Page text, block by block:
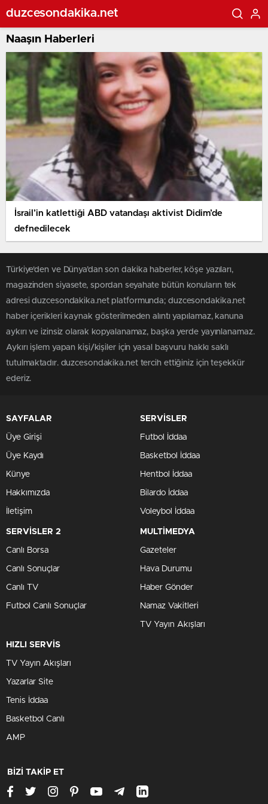
duzcesondakika.net
Naaşın Haberleri
İsrail’in katlettiği ABD vatandaşı aktivist Didim’de
defnedilecek
Türkiye'den ve Dünya’dan son dakika haberler, köşe yazıları,
magazinden siyasete, spordan seyahate bütün konuların tek
adresi duzcesondakika.net platformunda; duzcesondakika.net
haber içerikleri kaynak gösterilmeden alıntı yapılamaz, kanuna
aykırı ve izinsiz olarak kopyalanamaz, başka yerde yayınlanamaz.
Aykırı işlem yapan kişi/kişiler için yasal başvuru hakkı saklı
tutulmaktadır. duzcesondakika.net tercih ettiğiniz için teşekkür
ederiz.
SAYFALAR
Üye Girişi
Üye Kaydı
Künye
Hakkımızda
İletişim
SERVİSLER
Futbol İddaa
Basketbol İddaa
Hentbol İddaa
Bilardo İddaa
Voleybol İddaa
SERVİSLER 2
Canlı Borsa
Canlı Sonuçlar
Canlı TV
Futbol Canlı Sonuçlar
MULTİMEDYA
Gazeteler
Hava Durumu
Haber Gönder
Namaz Vakitleri
TV Yayın Akışları
HIZLI SERVİS
TV Yayın Akışları
Yazarlar Site
Tenis İddaa
Basketbol Canlı
AMP
BİZİ TAKİP ET